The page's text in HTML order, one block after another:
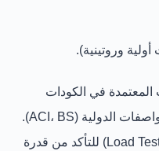
وروتينية).
في الكودات
المحلية (ECP 203، SBC 304) والمواصفات الدولية (ACI، BS).
للتأكد من قدرة